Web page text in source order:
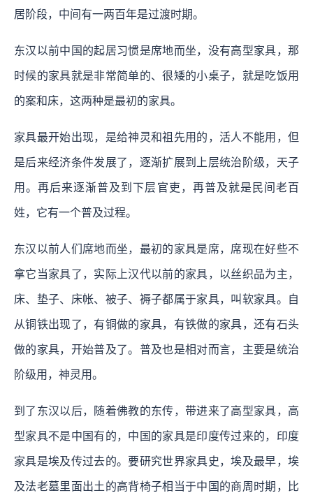
居阶段，中间有一两百年是过渡时期。
东汉以前中国的起居习惯是席地而坐，没有高型家具，那
时候的家具就是非常简单的、很矮的小桌子，就是吃饭用
的案和床，这两种是最初的家具。
家具最开始出现，是给神灵和祖先用的，活人不能用，但
是后来经济条件发展了，逐渐扩展到上层统治阶级，天子
用。再后来逐渐普及到下层官吏，再普及就是民间老百
姓，它有一个普及过程。
东汉以前人们席地而坐，最初的家具是席，席现在好些不
拿它当家具了，实际上汉代以前的家具，以丝织品为主，
床、垫子、床帐、被子、褥子都属于家具，叫软家具。自
从铜铁出现了，有铜做的家具，有铁做的家具，还有石头
做的家具，开始普及了。普及也是相对而言，主要是统治
阶级用，神灵用。
到了东汉以后，随着佛教的东传，带进来了高型家具，高
型家具不是中国有的，中国的家具是印度传过来的，印度
家具是埃及传过去的。要研究世界家具史，埃及最早，埃
及法老墓里面出土的高背椅子相当于中国的商周时期，比